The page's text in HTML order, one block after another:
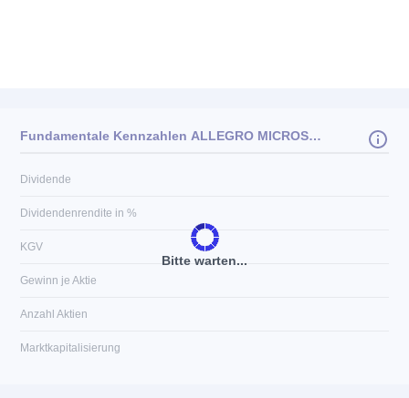
Bitte warten...
Fundamentale Kennzahlen ALLEGRO MICROSYS. DL-,01
Dividende
Dividendenrendite in %
KGV
Gewinn je Aktie
Anzahl Aktien
Marktkapitalisierung